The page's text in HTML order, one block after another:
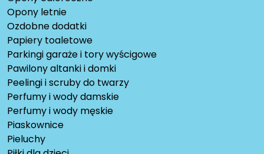
Opony letnie
Ozdobne dodatki
Papiery toaletowe
Parkingi garaże i tory wyścigowe
Pawilony altanki i domki
Peelingi i scruby do twarzy
Perfumy i wody damskie
Perfumy i wody męskie
Piaskownice
Pieluchy